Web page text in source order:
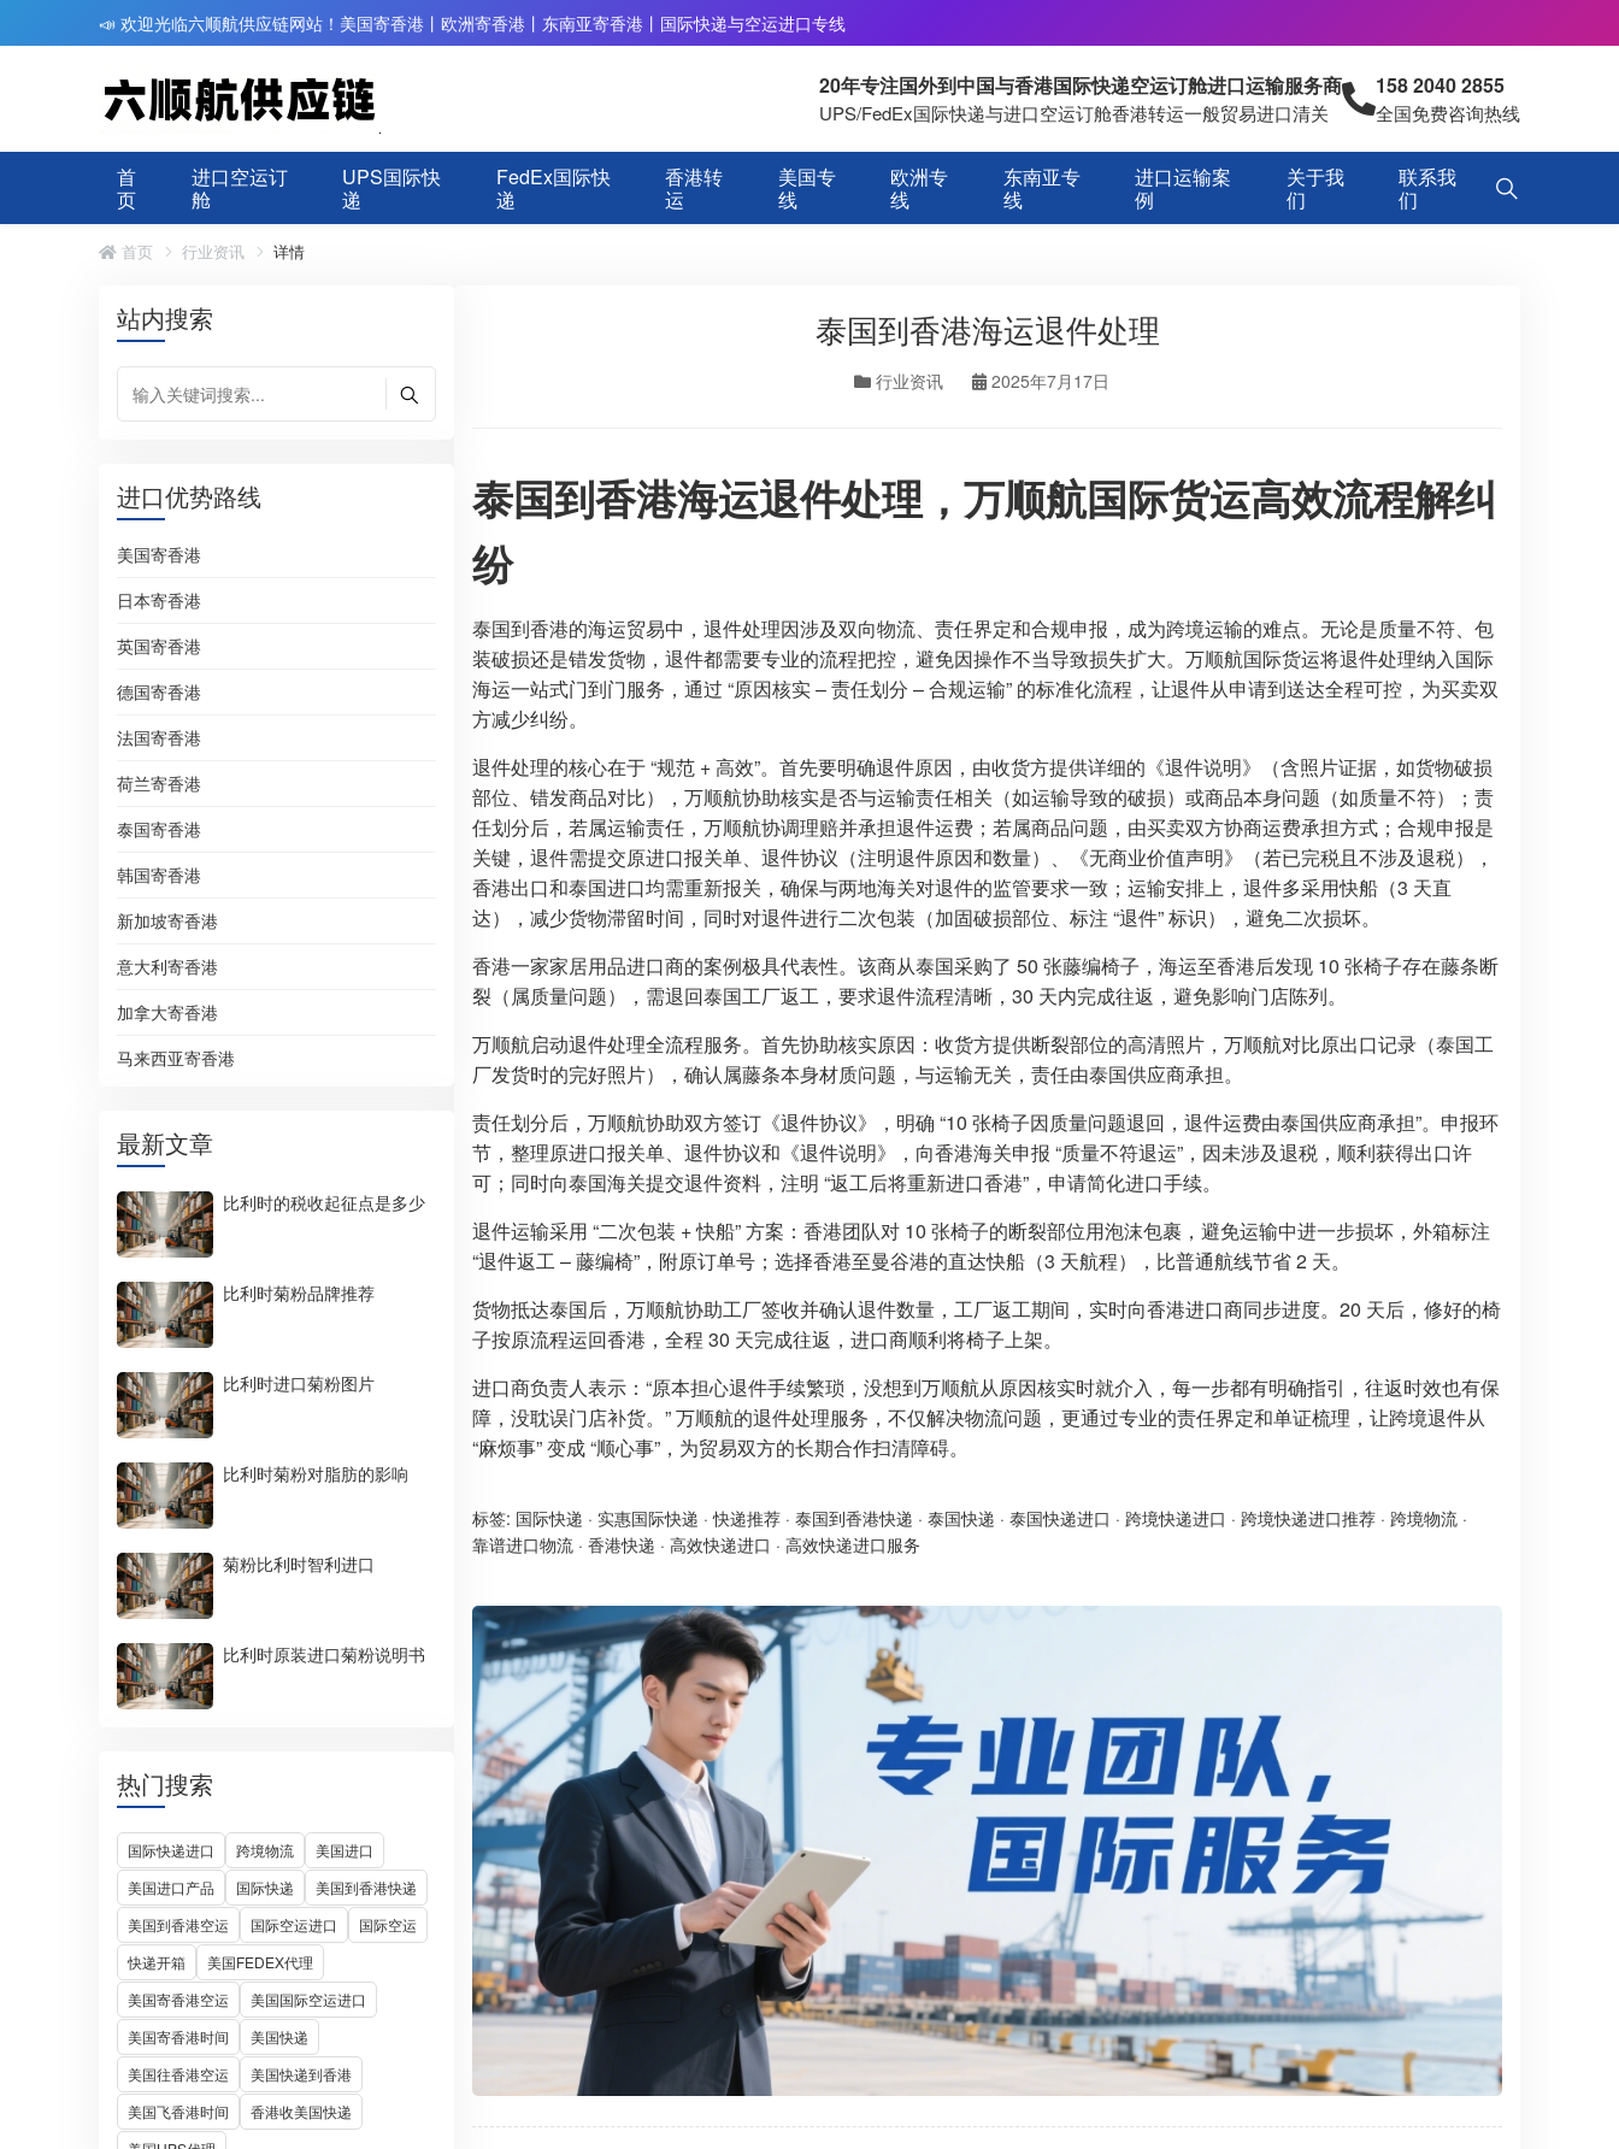
📣 欢迎光临六顺航供应链网站！美国寄香港丨欧洲寄香港丨东南亚寄香港丨国际快递与空运进口专线
20年专注国外到中国与香港国际快递空运订舱进口运输服务商
UPS/FedEx国际快递与进口空运订舱香港转运一般贸易进口清关
158 2040 2855
全国免费咨询热线
首
页
进口空运订
舱
UPS国际快
递
FedEx国际快
递
香港转
运
美国专
线
欧洲专
线
东南亚专
线
进口运输案
例
关于我
们
联系我
们
首页 行业资讯 详情
站内搜索
进口优势路线
美国寄香港
日本寄香港
英国寄香港
德国寄香港
法国寄香港
荷兰寄香港
泰国寄香港
韩国寄香港
新加坡寄香港
意大利寄香港
加拿大寄香港
马来西亚寄香港
最新文章
比利时的税收起征点是多少
比利时菊粉品牌推荐
比利时进口菊粉图片
比利时菊粉对脂肪的影响
菊粉比利时智利进口
比利时原装进口菊粉说明书
热门搜索
国际快递进口 跨境物流
美国进口
美国进口产品
国际快递
美国到香港快递
美国到香港空运
国际空运进口
国际空运
快递开箱
美国FEDEX代理
美国寄香港空运
美国国际空运进口
美国寄香港时间
美国快递
美国往香港空运
美国快递到香港
美国飞香港时间
香港收美国快递
泰国到香港海运退件处理
行业资讯 2025年7月17日
泰国到香港海运退件处理，万顺航国际货运高效流程解纠
纷
泰国到香港的海运贸易中，退件处理因涉及双向物流、责任界定和合规申报，成为跨境运输的难点。无论是质量不符、包
装破损还是错发货物，退件都需要专业的流程把控，避免因操作不当导致损失扩大。万顺航国际货运将退件处理纳入国际
海运一站式门到门服务，通过 “原因核实 – 责任划分 – 合规运输” 的标准化流程，让退件从申请到送达全程可控，为买卖双
方减少纠纷。
退件处理的核心在于 “规范 + 高效”。首先要明确退件原因，由收货方提供详细的《退件说明》（含照片证据，如货物破损
部位、错发商品对比），万顺航协助核实是否与运输责任相关（如运输导致的破损）或商品本身问题（如质量不符）；责
任划分后，若属运输责任，万顺航协调理赔并承担退件运费；若属商品问题，由买卖双方协商运费承担方式；合规申报是
关键，退件需提交原进口报关单、退件协议（注明退件原因和数量）、《无商业价值声明》（若已完税且不涉及退税），
香港出口和泰国进口均需重新报关，确保与两地海关对退件的监管要求一致；运输安排上，退件多采用快船（3 天直
达），减少货物滞留时间，同时对退件进行二次包装（加固破损部位、标注 “退件” 标识），避免二次损坏。
香港一家家居用品进口商的案例极具代表性。该商从泰国采购了 50 张藤编椅子，海运至香港后发现 10 张椅子存在藤条断
裂（属质量问题），需退回泰国工厂返工，要求退件流程清晰，30 天内完成往返，避免影响门店陈列。
万顺航启动退件处理全流程服务。首先协助核实原因：收货方提供断裂部位的高清照片，万顺航对比原出口记录（泰国工
厂发货时的完好照片），确认属藤条本身材质问题，与运输无关，责任由泰国供应商承担。
责任划分后，万顺航协助双方签订《退件协议》，明确 “10 张椅子因质量问题退回，退件运费由泰国供应商承担”。申报环
节，整理原进口报关单、退件协议和《退件说明》，向香港海关申报 “质量不符退运”，因未涉及退税，顺利获得出口许
可；同时向泰国海关提交退件资料，注明 “返工后将重新进口香港”，申请简化进口手续。
退件运输采用 “二次包装 + 快船” 方案：香港团队对 10 张椅子的断裂部位用泡沫包裹，避免运输中进一步损坏，外箱标注
“退件返工 – 藤编椅”，附原订单号；选择香港至曼谷港的直达快船（3 天航程），比普通航线节省 2 天。
货物抵达泰国后，万顺航协助工厂签收并确认退件数量，工厂返工期间，实时向香港进口商同步进度。20 天后，修好的椅
子按原流程运回香港，全程 30 天完成往返，进口商顺利将椅子上架。
进口商负责人表示：“原本担心退件手续繁琐，没想到万顺航从原因核实时就介入，每一步都有明确指引，往返时效也有保
障，没耽误门店补货。” 万顺航的退件处理服务，不仅解决物流问题，更通过专业的责任界定和单证梳理，让跨境退件从
“麻烦事” 变成 “顺心事”，为贸易双方的长期合作扫清障碍。
标签: 国际快递 · 实惠国际快递 ·快递推荐 · 泰国到香港快递 · 泰国快递 · 泰国快递进口 · 跨境快递进口 · 跨境快递进口推荐 · 跨境物流 ·
靠谱进口物流 · 香港快递 · 高效快递进口 · 高效快递进口服务